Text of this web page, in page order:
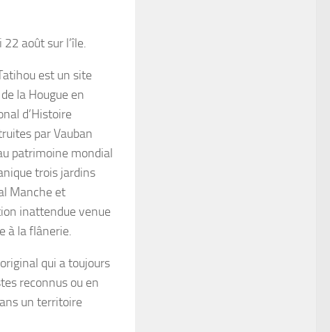
22 août sur l’île.
est un site
la Hougue en
d’Histoire
par Vauban
patrimoine mondial
trois jardins
Manche et
inattendue venue
à la flânerie.
qui a toujours
reconnus ou en
un territoire